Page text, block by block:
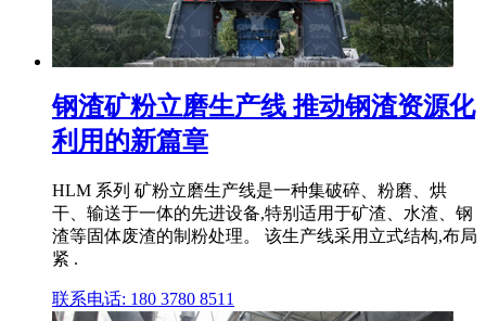
钢渣矿粉立磨生产线 推动钢渣资源化
利用的新篇章
HLM 系列 矿粉立磨生产线是一种集破碎、粉磨、烘
干、输送于一体的先进设备,特别适用于矿渣、水渣、钢
渣等固体废渣的制粉处理。 该生产线采用立式结构,布局
紧 .
联系电话: 180 3780 8511